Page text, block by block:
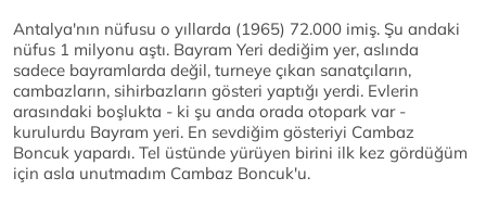
Antalya'nın nüfusu o yıllarda (1965) 72.000 imiş. Şu andaki
nüfus 1 milyonu aştı. Bayram Yeri dediğim yer, aslında
sadece bayramlarda değil, turneye çıkan sanatçıların,
cambazların, sihirbazların gösteri yaptığı yerdi. Evlerin
arasındaki boşlukta - ki şu anda orada otopark var -
kurulurdu Bayram yeri. En sevdiğim gösteriyi Cambaz
Boncuk yapardı. Tel üstünde yürüyen birini ilk kez gördüğüm
için asla unutmadım Cambaz Boncuk'u.